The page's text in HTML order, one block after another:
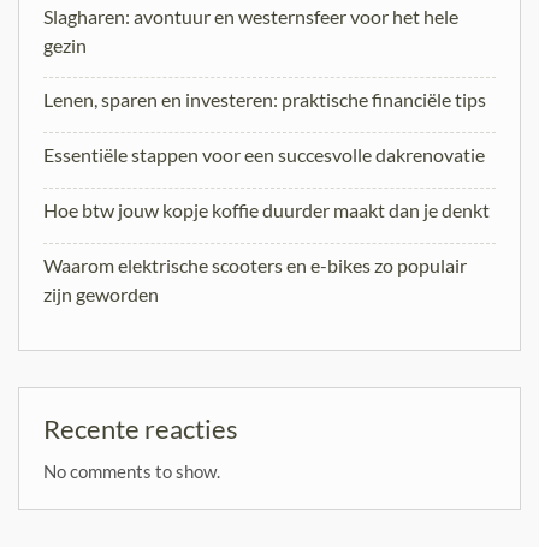
Slagharen: avontuur en westernsfeer voor het hele
gezin
Lenen, sparen en investeren: praktische financiële tips
Essentiële stappen voor een succesvolle dakrenovatie
Hoe btw jouw kopje koffie duurder maakt dan je denkt
Waarom elektrische scooters en e-bikes zo populair
zijn geworden
Recente reacties
No comments to show.